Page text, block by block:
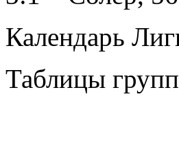
Календарь
Таблицы